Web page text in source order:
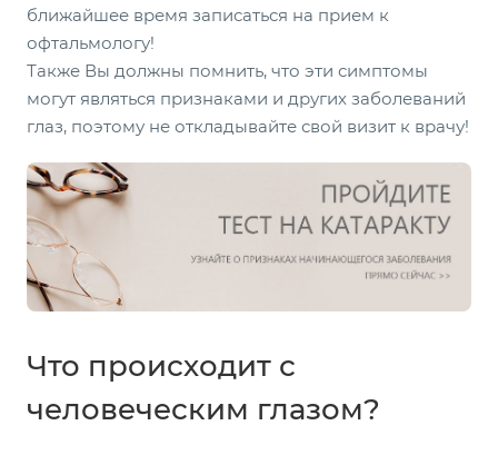
ближайшее время записаться на прием к
офтальмологу!
Также Вы должны помнить, что эти симптомы
могут являться признаками и других заболеваний
глаз, поэтому не откладывайте свой визит к врачу!
Что происходит с
человеческим глазом?